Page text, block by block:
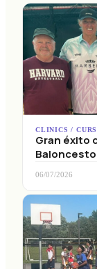
CLINICS /
Gran éxito
06/07/2026